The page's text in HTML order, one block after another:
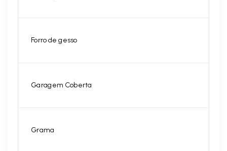
Forro de gesso
Garagem Coberta
Grama